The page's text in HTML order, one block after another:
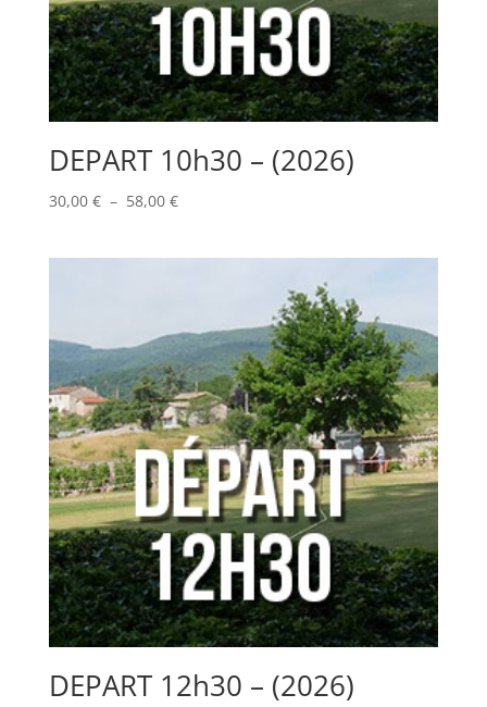
DEPART 10h30 – (2026)
30,00 € – 58,00 €Plage
DEPART 12h30 – (2026)